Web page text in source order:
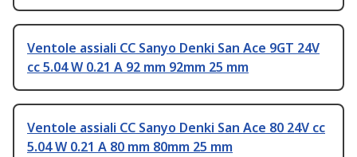
Ventole assiali CC Sanyo Denki San Ace 9GT 24V
cc 5.04 W 0.21 A 92 mm 92mm 25 mm
Ventole assiali CC Sanyo Denki San Ace 80 24V cc
5.04 W 0.21 A 80 mm 80mm 25 mm